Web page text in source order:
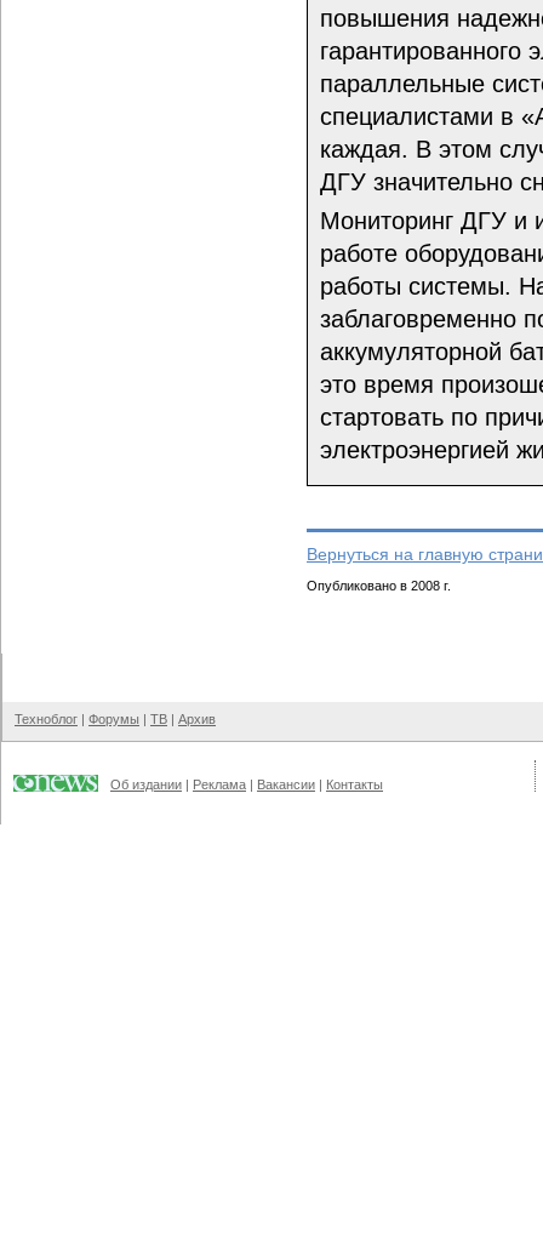
повышения
гарантированного
параллельные
специалистами в
каждая. В этом
ДГУ значительно
Мониторинг ДГУ и
работе
работы системы.
заблаговременно
аккумуляторной
это время
стартовать по
электроэнергией
Вернуться на главную
Опубликовано в 2008 г.
Техноблог | Форумы | ТВ | Архив
Об издании | Реклама | Вакансии | Контакты